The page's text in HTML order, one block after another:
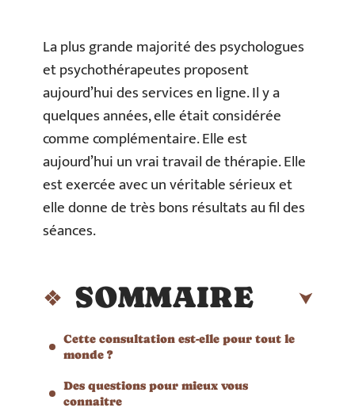
La plus grande majorité des psychologues
et psychothérapeutes proposent
aujourd’hui des services en ligne. Il y a
quelques années, elle était considérée
comme complémentaire. Elle est
aujourd’hui un vrai travail de thérapie. Elle
est exercée avec un véritable sérieux et
elle donne de très bons résultats au fil des
séances.
SOMMAIRE
Cette consultation est-elle pour tout le
monde ?
Des questions pour mieux vous
connaitre